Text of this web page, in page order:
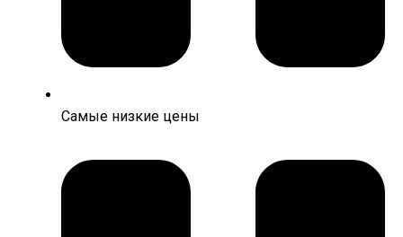
Самые низкие цены